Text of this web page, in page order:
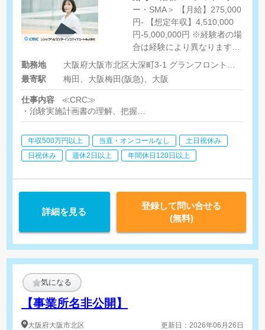
ー・SMA＞ 【月給】275,000
円- 【想定年収】4,510,000
円-5,000,000円 ※経験者の場
合は経験により異なります。
※契約社員は年収の1/12を
月々の給与として支給しま
す。 ※残業代支給あり（1分
勤務地
最寄駅
梅田、大阪梅田(阪急)、大阪
仕事内容
≪CRC≫
・治験実施計画書の理解、把握
・治験担当医師の補助
・医療機関スタッフへの協力依頼・調整
・検査の同行、治験薬の服用や投薬スケジュールの確認
≪SMA≫
・社内や社外の関係者との交渉・相談
・院内スタッフとの調整支援
・治験実施の可能性を確認するための調査
・治験に関する事務的業務の全体支援 等
年収500万円以上 当直・オンコールなし
土日祝休み
日祝休み
週休2日以上 年間休日120日以上
詳細を見る
登録して問い合せる
(無料)
気になる
【事業所名非公開】
大阪府大阪市北区 更新日：2026年06月26日